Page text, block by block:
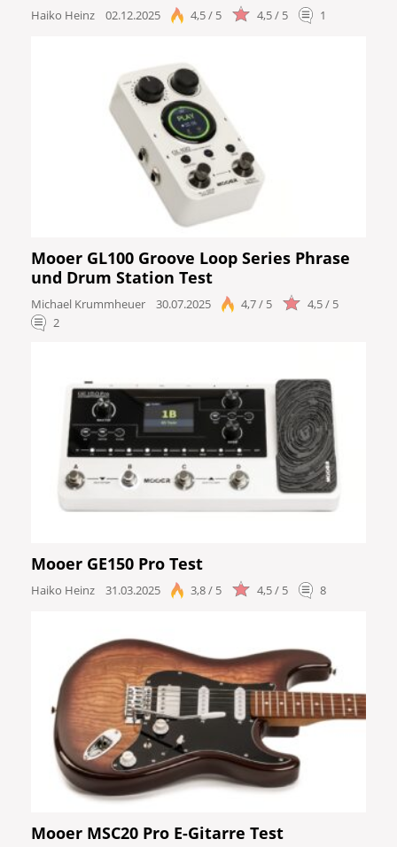
Haiko Heinz 02.12.2025 4,5 / 5 4,5 / 5 1
Mooer GL100 Groove Loop Series Phrase
und Drum Station Test
Michael Krummheuer 30.07.2025 4,7 / 5
4,5 / 5
2
Mooer GE150 Pro Test
Haiko Heinz 31.03.2025 3,8 / 5 4,5 / 5 8
Mooer MSC20 Pro E-Gitarre Test